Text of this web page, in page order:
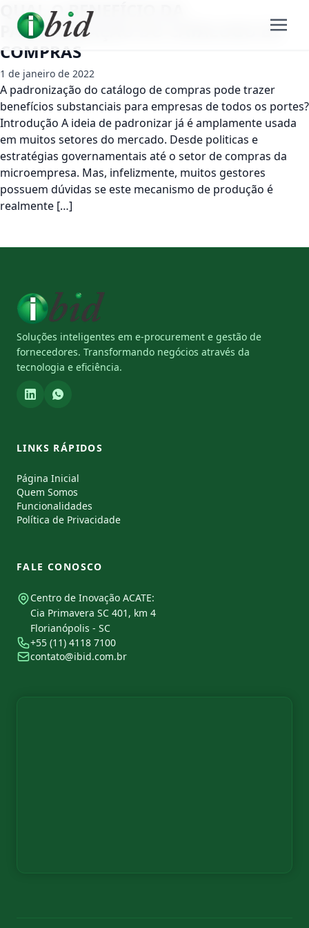
QUAL O BENEFÍCIO DA
PADRONIZAÇÃO DO CATÁLOGO DE
COMPRAS
1 de janeiro de 2022
A padronização do catálogo de compras pode trazer
benefícios substanciais para empresas de todos os portes?
Introdução A ideia de padronizar já é amplamente usada
em muitos setores do mercado. Desde politicas e
estratégias governamentais até o setor de compras da
microempresa. Mas, infelizmente, muitos gestores
possuem dúvidas se este mecanismo de produção é
realmente […]
Soluções inteligentes em e-procurement e gestão de
fornecedores. Transformando negócios através da
tecnologia e eficiência.
LINKS RÁPIDOS
Página Inicial
Quem Somos
Funcionalidades
Política de Privacidade
FALE CONOSCO
Centro de Inovação ACATE:
Cia Primavera SC 401, km 4
Florianópolis - SC
+55 (11) 4118 7100
contato@ibid.com.br